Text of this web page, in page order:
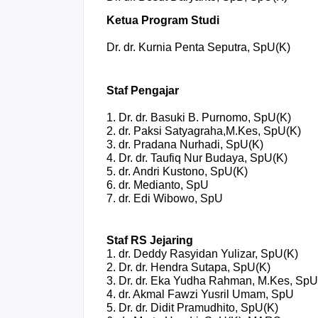
Ketua Program Studi
Dr. dr. Kurnia Penta Seputra, SpU(K)
Staf Pengajar
1. Dr. dr. Basuki B. Purnomo, SpU(K)
2. dr. Paksi Satyagraha,M.Kes, SpU(K)
3. dr. Pradana Nurhadi, SpU(K)
4. Dr. dr. Taufiq Nur Budaya, SpU(K)
5. dr. Andri Kustono, SpU(K)
6. dr. Medianto, SpU
7. dr. Edi Wibowo, SpU
Staf RS Jejaring
1. dr. Deddy Rasyidan Yulizar, SpU(K)
2. Dr. dr. Hendra Sutapa, SpU(K)
3. Dr. dr. Eka Yudha Rahman, M.Kes,
4. dr. Akmal Fawzi Yusril Umam, SpU
5. Dr. dr. Didit Pramudhito, SpU(K)